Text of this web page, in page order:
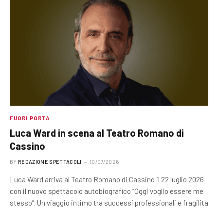
FUORI PORTA
Luca Ward in scena al Teatro Romano di
Cassino
BY REDAZIONE SPETTACOLI 10/07/2026
Luca Ward arriva al Teatro Romano di Cassino il 22 luglio 2026
con il nuovo spettacolo autobiografico “Oggi voglio essere me
stesso”. Un viaggio intimo tra successi professionali e fragilità